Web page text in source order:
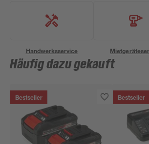
Handwerksservice
Häufig dazu gekauft
Bestseller Bestseller